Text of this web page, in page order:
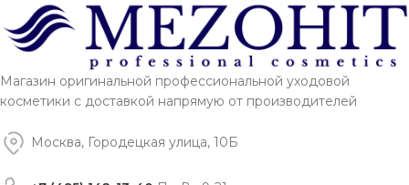
Магазин оригинальной профессиональной уходовой
косметики с доставкой напрямую от производителей
Москва, Городецкая улица, 10Б